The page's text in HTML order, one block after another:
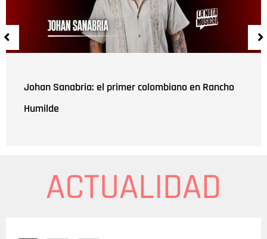
Johan Sanabria: el primer colombiano en Rancho
Humilde
ACTUALIDAD